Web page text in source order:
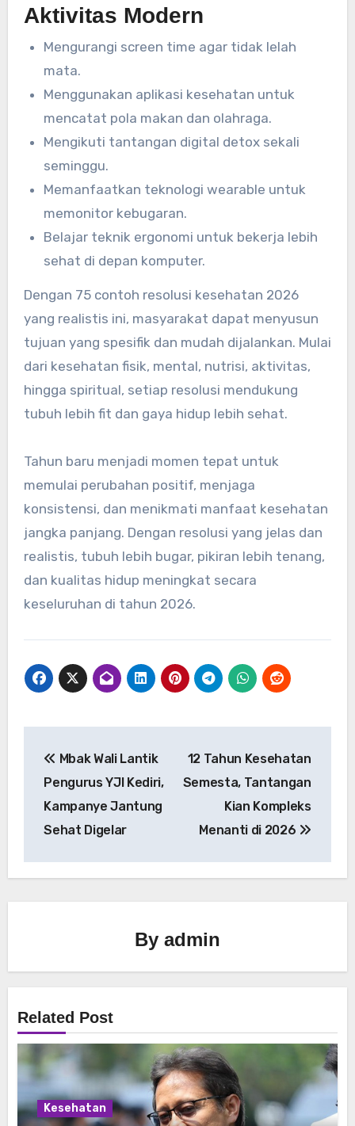
Aktivitas Modern
Mengurangi screen time agar tidak lelah
mata.
Menggunakan aplikasi kesehatan untuk
mencatat pola makan dan olahraga.
Mengikuti tantangan digital detox sekali
seminggu.
Memanfaatkan teknologi wearable untuk
memonitor kebugaran.
Belajar teknik ergonomi untuk bekerja lebih
sehat di depan komputer.
Dengan 75 contoh resolusi kesehatan 2026
yang realistis ini, masyarakat dapat menyusun
tujuan yang spesifik dan mudah dijalankan. Mulai
dari kesehatan fisik, mental, nutrisi, aktivitas,
hingga spiritual, setiap resolusi mendukung
tubuh lebih fit dan gaya hidup lebih sehat.
Tahun baru menjadi momen tepat untuk
memulai perubahan positif, menjaga
konsistensi, dan menikmati manfaat kesehatan
jangka panjang. Dengan resolusi yang jelas dan
realistis, tubuh lebih bugar, pikiran lebih tenang,
dan kualitas hidup meningkat secara
keseluruhan di tahun 2026.
pos
Mbak Wali Lantik
Pengurus YJI Kediri,
Kampanye Jantung
Sehat Digelar
12 Tahun Kesehatan
Semesta, Tantangan
Kian Kompleks
Menanti di 2026
By admin
Related Post
Kesehatan